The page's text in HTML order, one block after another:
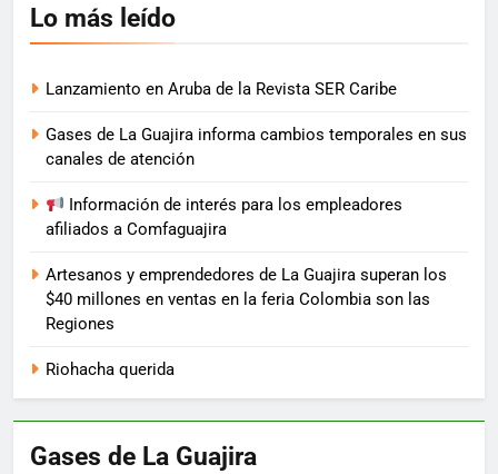
Lo más leído
Lanzamiento en Aruba de la Revista SER Caribe
Gases de La Guajira informa cambios temporales en sus
canales de atención
Información de interés para los empleadores
afiliados a Comfaguajira
Artesanos y emprendedores de La Guajira superan los
$40 millones en ventas en la feria Colombia son las
Regiones
Riohacha querida
Gases de La Guajira